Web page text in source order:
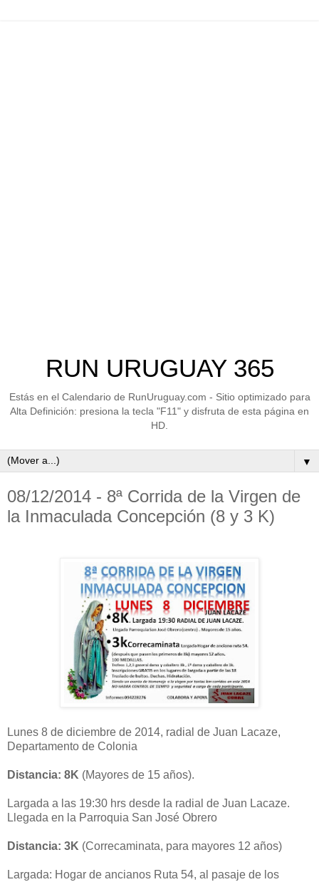
RUN URUGUAY 365
Estás en el Calendario de RunUruguay.com - Sitio optimizado para
Alta Definición: presiona la tecla "F11" y disfruta de esta página en
HD.
▼
08/12/2014 - 8ª Corrida de la Virgen de
la Inmaculada Concepción (8 y 3 K)
Lunes 8 de diciembre de 2014, radial de Juan Lacaze,
Departamento de Colonia
Distancia: 8K (Mayores de 15 años).
Largada a las 19:30 hrs desde la radial de Juan Lacaze.
Llegada en la Parroquia San José Obrero
Distancia: 3K (Correcaminata, para mayores 12 años)
Largada: Hogar de ancianos Ruta 54, al pasaje de los